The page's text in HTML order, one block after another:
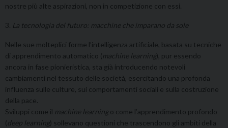
nostre più alte aspirazioni, non in competizione con essi.
3. La tecnologia del futuro: macchine che imparano da sole
Nelle sue molteplici forme l’intelligenza artificiale, basata su tecniche
di apprendimento automatico (machine learning), pur essendo
ancora in fase pionieristica, sta già introducendo notevoli
cambiamenti nel tessuto delle società, esercitando una profonda
influenza sulle culture, sui comportamenti sociali e sulla costruzione
della pace.
Sviluppi come il machine learning o come l’apprendimento profondo
(deep learning) sollevano questioni che trascendono gli ambiti della